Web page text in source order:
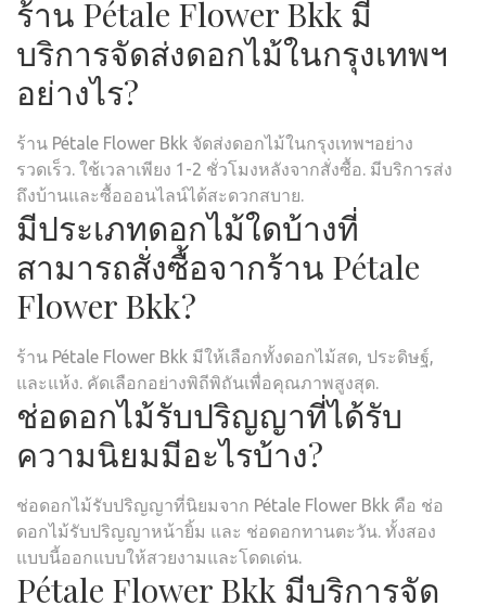
ร้าน Pétale Flower Bkk มี
บริการจัดส่งดอกไม้ในกรุงเทพฯ
อย่างไร?
ร้าน Pétale Flower Bkk จัดส่งดอกไม้ในกรุงเทพฯอย่าง
รวดเร็ว. ใช้เวลาเพียง 1-2 ชั่วโมงหลังจากสั่งซื้อ. มีบริการส่ง
ถึงบ้านและซื้อออนไลน์ได้สะดวกสบาย.
มีประเภทดอกไม้ใดบ้างที่
สามารถสั่งซื้อจากร้าน Pétale
Flower Bkk?
ร้าน Pétale Flower Bkk มีให้เลือกทั้งดอกไม้สด, ประดิษฐ์,
และแห้ง. คัดเลือกอย่างพิถีพิถันเพื่อคุณภาพสูงสุด.
ช่อดอกไม้รับปริญญาที่ได้รับ
ความนิยมมีอะไรบ้าง?
ช่อดอกไม้รับปริญญาที่นิยมจาก Pétale Flower Bkk คือ ช่อ
ดอกไม้รับปริญญาหน้ายิ้ม และ ช่อดอกทานตะวัน. ทั้งสอง
แบบนี้ออกแบบให้สวยงามและโดดเด่น.
Pétale Flower Bkk มีบริการจัด